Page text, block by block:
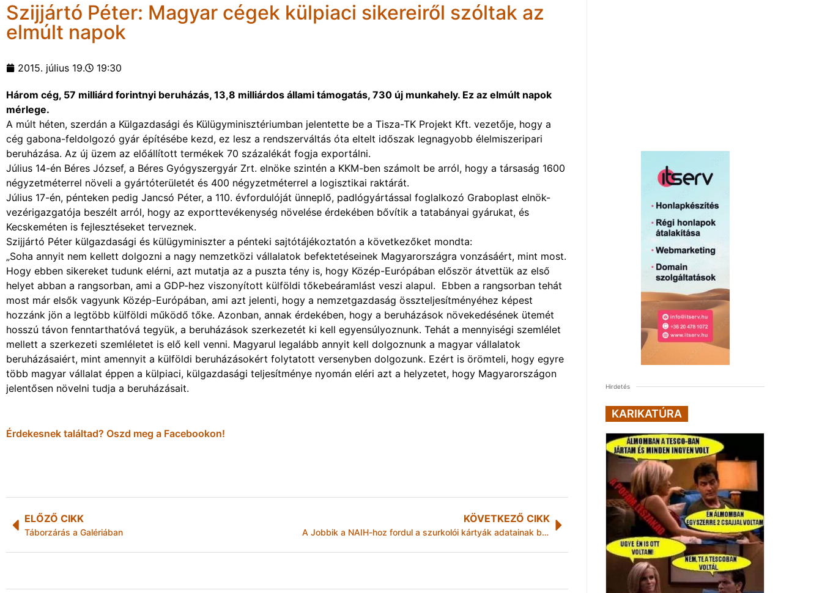
Szijjártó Péter: Magyar cégek külpiaci sikereiről szóltak az
elmúlt napok
2015. július 19. 19:30
Három cég, 57 milliárd forintnyi beruházás, 13,8 milliárdos állami támogatás, 730 új munkahely. Ez az elmúlt napok
mérlege.
A múlt héten, szerdán a Külgazdasági és Külügyminisztériumban jelentette be a Tisza-TK Projekt Kft. vezetője, hogy a
cég gabona-feldolgozó gyár építésébe kezd, ez lesz a rendszerváltás óta eltelt időszak legnagyobb élelmiszeripari
beruházása. Az új üzem az előállított termékek 70 százalékát fogja exportálni.
Július 14-én Béres József, a Béres Gyógyszergyár Zrt. elnöke szintén a KKM-ben számolt be arról, hogy a társaság 1600
négyzetméterrel növeli a gyártóterületét és 400 négyzetméterrel a logisztikai raktárát.
Július 17-én, pénteken pedig Jancsó Péter, a 110. évfordulóját ünneplő, padlógyártással foglalkozó Graboplast elnök-
vezérigazgatója beszélt arról, hogy az exporttevékenység növelése érdekében bővítik a tatabányai gyárukat, és
Kecskeméten is fejlesztéseket terveznek.
Szijjártó Péter külgazdasági és külügyminiszter a pénteki sajtótájékoztatón a következőket mondta:
„Soha annyit nem kellett dolgozni a nagy nemzetközi vállalatok befektetéseinek Magyarországra vonzásáért, mint most.
Hogy ebben sikereket tudunk elérni, azt mutatja az a puszta tény is, hogy Közép-Európában először átvettük az első
helyet abban a rangsorban, ami a GDP-hez viszonyított külföldi tőkebeáramlást veszi alapul. Ebben a rangsorban tehát
most már elsők vagyunk Közép-Európában, ami azt jelenti, hogy a nemzetgazdaság összteljesítményéhez képest
hozzánk jön a legtöbb külföldi működő tőke. Azonban, annak érdekében, hogy a beruházások növekedésének ütemét
hosszú távon fenntarthatóvá tegyük, a beruházások szerkezetét ki kell egyensúlyoznunk. Tehát a mennyiségi szemlélet
mellett a szerkezeti szemléletet is elő kell venni. Magyarul legalább annyit kell dolgoznunk a magyar vállalatok
beruházásaiért, mint amennyit a külföldi beruházásokért folytatott versenyben dolgozunk. Ezért is örömteli, hogy egyre
több magyar vállalat éppen a külpiaci, külgazdasági teljesítménye nyomán eléri azt a helyzetet, hogy Magyarországon
jelentősen növelni tudja a beruházásait.
Érdekesnek találtad? Oszd meg a Facebookon!
ELŐZŐ CIKK
Táborzárás a Galériában
KÖVETKEZŐ CIKK
A Jobbik a NAIH-hoz fordul a szurkolói kártyák adatainak botrányos kezelése miatt
Hirdetés
KARIKATÚRA